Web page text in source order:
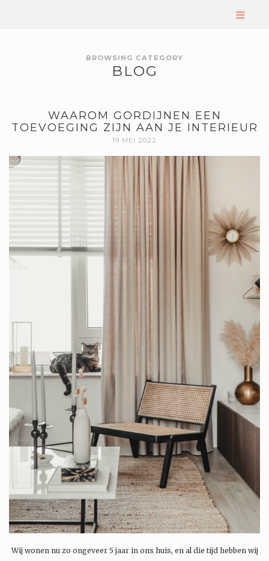
BROWSING CATEGORY
BLOG
WAAROM GORDIJNEN EEN
TOEVOEGING ZIJN AAN JE INTERIEUR
19 MEI 2022
Wij wonen nu zo ongeveer 5 jaar in ons huis, en al die tijd hebben wij